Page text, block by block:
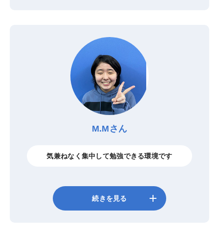
M.Mさん
気兼ねなく集中して勉強できる環境です
続きを見る add